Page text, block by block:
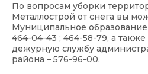
По вопросам уборки
Металлострой от снега вы
Муниципальное
464-04-43 ; 464-58-79, а также
дежурную службу
района – 576-96-00.